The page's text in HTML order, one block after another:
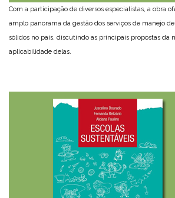
Com a participação de diversos especialistas, a obra
amplo panorama da gestão dos serviços de manejo
sólidos no país, discutindo as principais propostas da
aplicabilidade delas.